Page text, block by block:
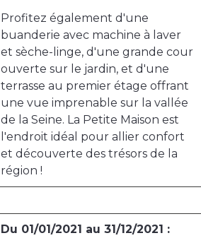
Profitez également d'une
buanderie avec machine à laver
et sèche-linge, d'une grande cour
ouverte sur le jardin, et d'une
terrasse au premier étage offrant
une vue imprenable sur la vallée
de la Seine. La Petite Maison est
l'endroit idéal pour allier confort
et découverte des trésors de la
région !
Du 01/01/2021 au 31/12/2021 :